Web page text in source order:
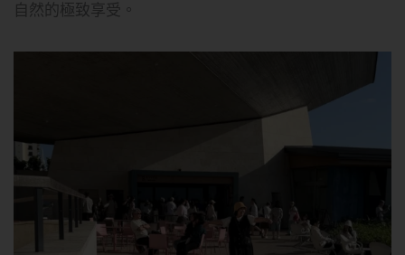
自然的極致享受。